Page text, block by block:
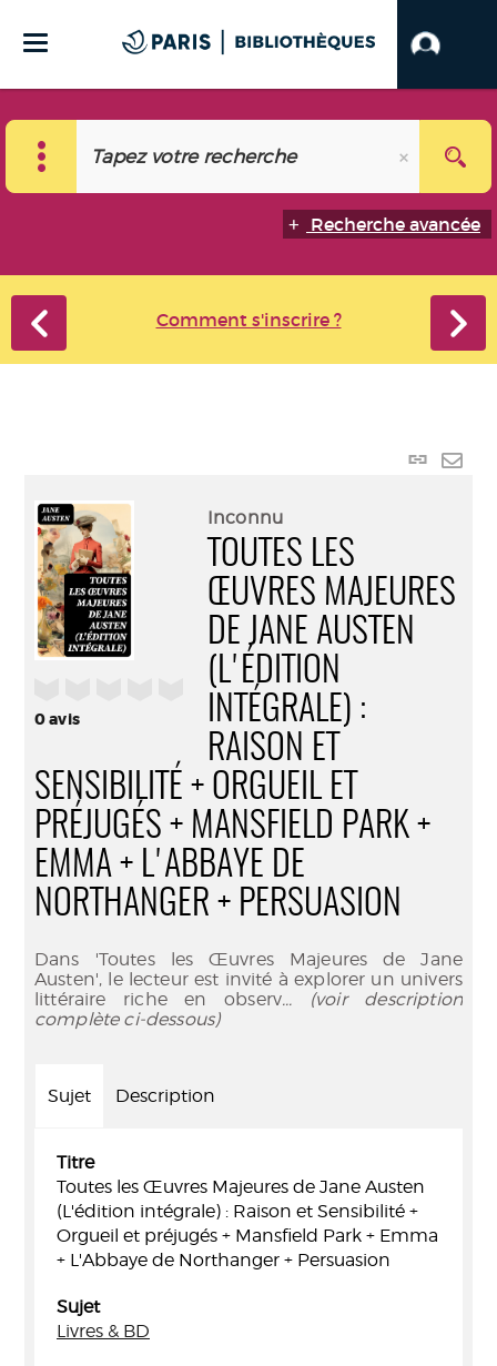
Recherche avancée
Comment s'inscrire ?
Lien
0avis
Inconnu
TOUTES LES
ŒUVRES MAJEURES
DE JANE AUSTEN
(L'ÉDITION
INTÉGRALE) :
RAISON ET
SENSIBILITÉ + ORGUEIL ET
PRÉJUGÉS + MANSFIELD PARK +
EMMA + L'ABBAYE DE
NORTHANGER + PERSUASION
Dans 'Toutes les Œuvres Majeures de Jane
Austen', le lecteur est invité à explorer un univers
littéraire riche en observ... (voir description
complète ci-dessous)
Sujet Description
Titre
Toutes les Œuvres Majeures de Jane Austen
(L'édition intégrale) : Raison et Sensibilité +
Orgueil et préjugés + Mansfield Park + Emma
+ L'Abbaye de Northanger + Persuasion
Sujet
Livres & BD